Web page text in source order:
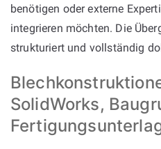
benötigen oder externe
integrieren möchten. Die
strukturiert und vollständig
SolidWorks,